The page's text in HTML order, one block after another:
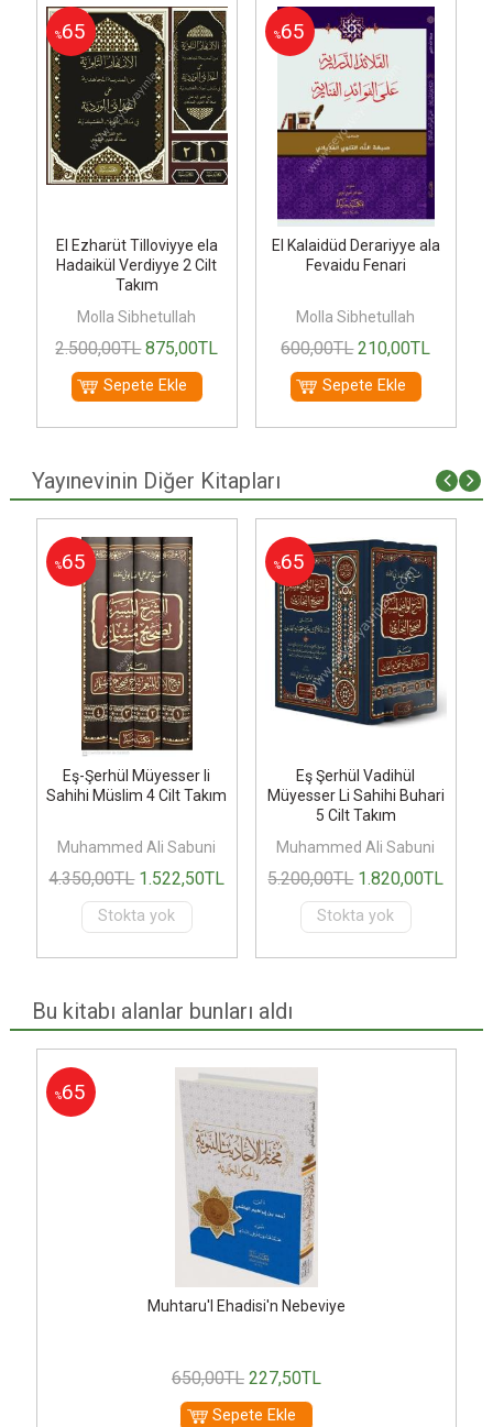
%65
El Ezharüt Tilloviyye ela
Hadaikül Verdiyye 2 Cilt
Takım
Molla Sibhetullah
2.500,00TL 875,00TL
Sepete Ekle
%65
El Kalaidüd Derariyye ala
Fevaidu Fenari
Molla Sibhetullah
600,00TL 210,00TL
Sepete Ekle
Yayınevinin Diğer Kitapları
%65
Eş-Şerhül Müyesser li
Sahihi Müslim 4 Cilt Takım
Muhammed Ali Sabuni
4.350,00TL 1.522,50TL
Stokta yok
%65
Eş Şerhül Vadihül
Müyesser Li Sahihi Buhari
5 Cilt Takım
Muhammed Ali Sabuni
5.200,00TL 1.820,00TL
Stokta yok
Bu kitabı alanlar bunları aldı
%65
Muhtaru'l Ehadisi'n Nebeviye
650,00TL 227,50TL
Sepete Ekle